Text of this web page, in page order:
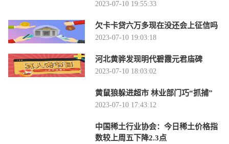
2023-07-10 19:55:33
欠卡卡贷六万多现在没还会上征信吗
2023-07-10 19:03:18
河北黄骅发现明代碧霞元君庙碑
2023-07-10 18:03:02
黄鼠狼躲进超市 林业部门巧“抓捕”
2023-07-10 17:43:12
中国稀土行业协会：今日稀土价格指
数较上周五下降2.3点